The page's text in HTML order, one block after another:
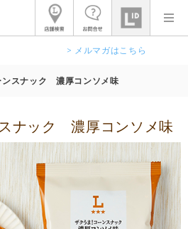
> メルマガはこちら
ンスナック 濃厚コンソメ味
ナック 濃厚コンソメ味